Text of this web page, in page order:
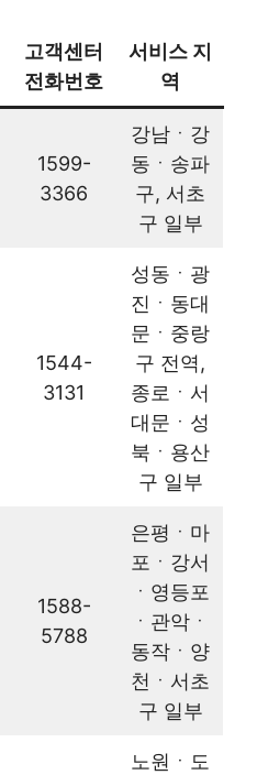
고객센터
전화번호
서비스 지
역
1599-
3366
강남ㆍ강
동ㆍ송파
구, 서초
구 일부
1544-
3131
성동ㆍ광
진ㆍ동대
문ㆍ중랑
구 전역,
종로ㆍ서
대문ㆍ성
북ㆍ용산
구 일부
1588-
5788
은평ㆍ마
포ㆍ강서
ㆍ영등포
ㆍ관악ㆍ
동작ㆍ양
천ㆍ서초
구 일부
노원ㆍ도